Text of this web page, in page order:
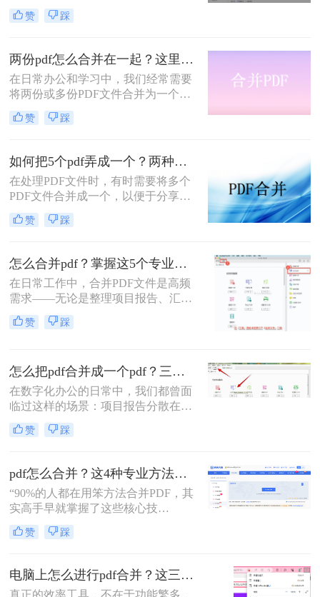
为合并几十个PDF报告而头疼？你浪
费在重复操作上的时间，够你学一个
评领域深耕多年的小编，我见过太多
职场朋友被基础的文档处理问题绊住
手脚。那么pdf如何合并成一个pdf
呢？
赞 踩
两份pdf怎么合并在一起？这里分享4个合并方法！
在日常办公和学习中，我们经常需要
将两份或多份PDF文件合并为一个，
以便于查阅、分享和存储。那么两份
pdf怎么合并在一起呢？本文将介绍四
您轻松完成PDF合并任务。
赞 踩
如何把5个pdf弄成一个？两种实用方法详解分享！
在处理PDF文件时，有时需要将多个
PDF文件合并成一个，以便于分享、
存储或打印。那么如何把5个pdf弄成
一个呢？本文将介绍两种将五个PDF
赞 踩
怎么合并pdf？掌握这5个专业方法，效率提升300%！
在日常工作中，合并PDF文件是高频
需求——无论是整理项目报告、汇总
客户资料，还是准备学术论文。但许
多人仍在用低效、有风险的方法处理
我今天为你带来一份系统、专业的
PDF合并指南，助你告别效率低下与
安全隐患。
赞 踩
怎么把pdf合并成一个pdf？三招教你高效整合关键信息！
在数字化办公的日常中，我们都曾面
临过这样的场景：项目报告分散在多
个PDF里，学术论文章节各自独立，
或是一堆扫描合同需要整合。PDF合
响着我们的信息处理效率与专业形
象。那么怎么把pdf合并成一个pdf
呢？今天，作为一名深耕办公软件领
域多年的测评博主，我将为你揭秘三
种最高效的PDF合并方案，帮你彻底
摆脱文档管理的困扰。
赞 踩
pdf怎么合并？这4种专业方法，让你效率翻倍！
“90%的人都在用笨方法合并PDF，其
实高手早就掌握了这些核心技
巧。”作为一名在电脑办公软件领域
深耕多年的测评博主，每天都会收到
中，“PDF怎么合并”这个问题出现的
频率高居不下。这看似简单的操作，
赞 踩
电脑上怎么进行pdf合并？这三招，让你十分钟从小白变高手！